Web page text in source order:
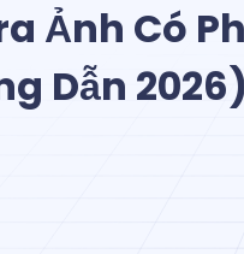
Ảnh Có
Dẫn 2026)